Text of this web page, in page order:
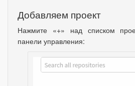
Добавляем проект
Нажмите «+» над списком
панели управления: